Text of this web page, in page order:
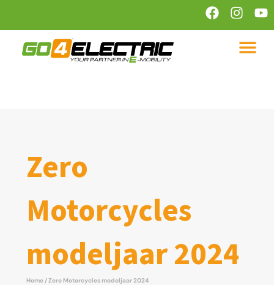
Zero
Motorcycles
modeljaar 2024
Home/ Zero Motorcycles modeljaar 2024